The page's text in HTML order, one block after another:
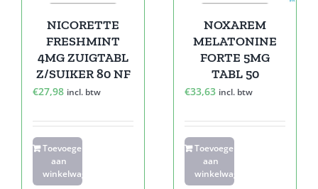
NICORETTE
FRESHMINT
4MG ZUIGTABL
Z/SUIKER 80 NF
€27,98 incl. btw
Toevoegen
aan
winkelwagen
NOXAREM
MELATONINE
FORTE 5MG
TABL 50
€33,63 incl. btw
Toevoegen
aan
winkelwagen